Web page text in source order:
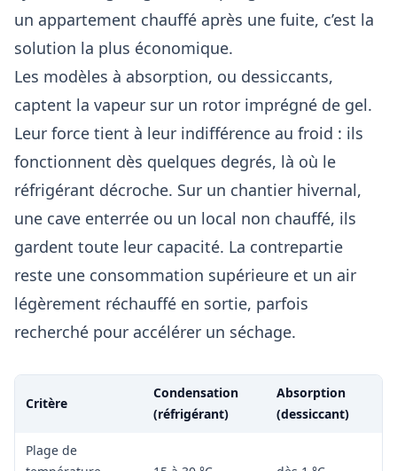
un appartement chauffé après une fuite, c’est la
solution la plus économique.
Les modèles à absorption, ou dessiccants,
captent la vapeur sur un rotor imprégné de gel.
Leur force tient à leur indifférence au froid : ils
fonctionnent dès quelques degrés, là où le
réfrigérant décroche. Sur un chantier hivernal,
une cave enterrée ou un local non chauffé, ils
gardent toute leur capacité. La contrepartie
reste une consommation supérieure et un air
légèrement réchauffé en sortie, parfois
recherché pour accélérer un séchage.
Critère
Condensation
(réfrigérant)
Absorption
(dessiccant)
Plage de